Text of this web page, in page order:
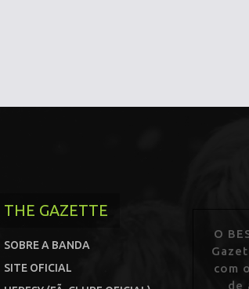
THE GAZETTE
SOBRE A BANDA
SITE OFICIAL
O
com
de